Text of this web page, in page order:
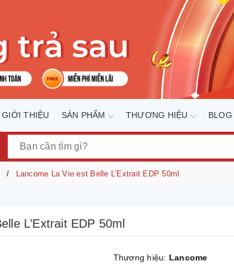
GIỚI THIỆU SẢN PHẨM THƯƠNG HIỆU BLOG
Lancome La Vie est Belle L’Extrait EDP 50ml
L’Extrait EDP 50ml
Thương hiệu: Lancome